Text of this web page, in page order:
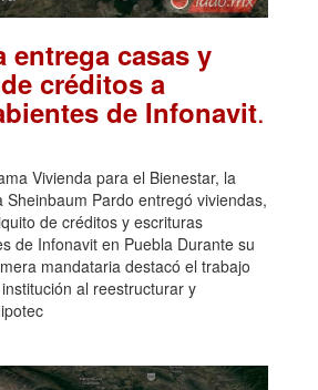
entrega casas y
créditos a
de Infonavit.
Vivienda para el Bienestar, la
Sheinbaum Pardo entregó viviendas,
de créditos y escrituras
de Infonavit en Puebla Durante su
mandataria destacó el trabajo
al reestructurar y